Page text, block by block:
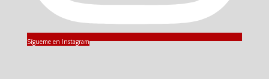
Sígueme en Instagram